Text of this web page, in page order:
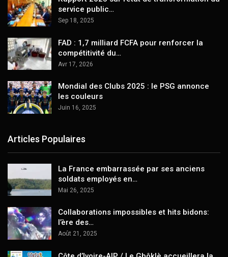
service public…
Sep 18, 2025
FAD : 1,7 milliard FCFA pour renforcer la
compétitivité du…
Avr 17, 2026
Mondial des Clubs 2025 : le PSG annonce
les couleurs
Juin 16, 2025
Articles Populaires
La France embarrassée par ses anciens
soldats employés en…
Mai 26, 2025
Collaborations impossibles et hits bidons:
l’ère des…
Août 21, 2025